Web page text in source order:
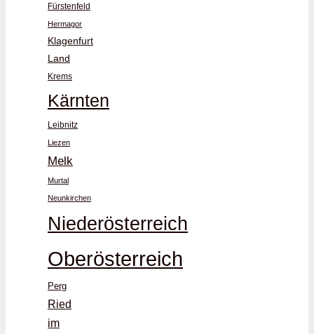
Fürstenfeld
Hermagor
Klagenfurt
Land
Krems
Kärnten
Leibnitz
Liezen
Melk
Murtal
Neunkirchen
Niederösterreich
Oberösterreich
Perg
Ried
im